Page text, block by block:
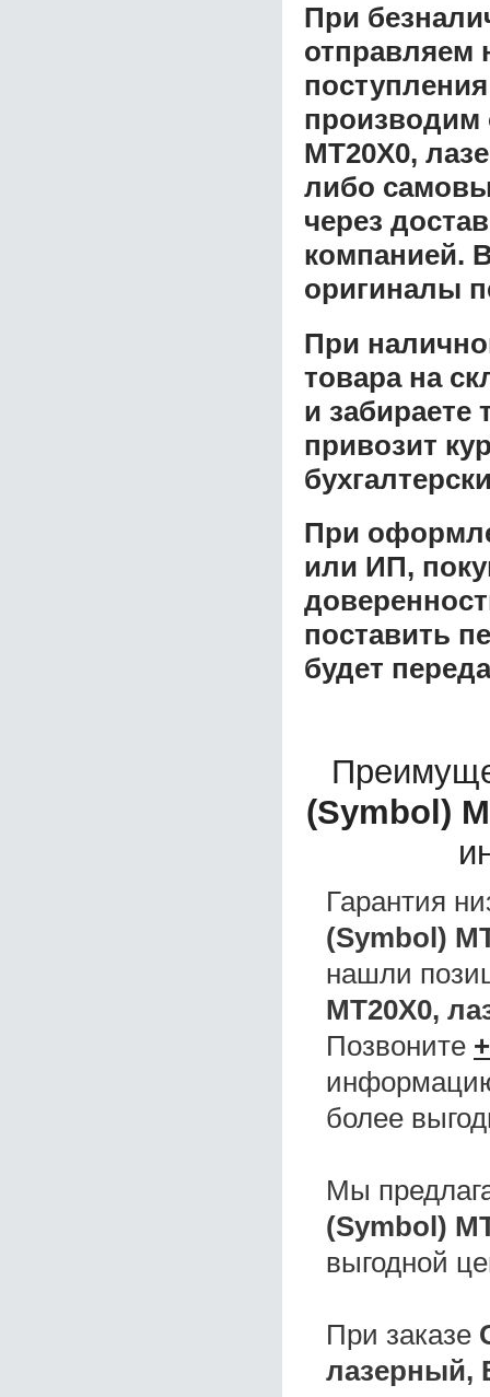
При
отправляем
производим
MT20Х0,
либо
через
компанией.
оригиналы
При
товара на
и забираете
привозит
При
или ИП,
поставить
будет
(Symbol)
Гарантия
(Symbol)
нашли
MT20Х0,
Позвоните
более
Мы
(Symbol)
выгодной
При заказе
лазерный,